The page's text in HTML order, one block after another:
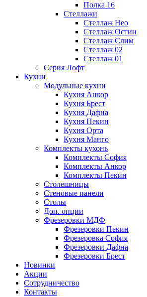
Полка 16
Стеллажи
Стеллаж Нео
Стеллаж Остин
Стеллаж Слим
Стеллаж 02
Стеллаж 01
Серия Лофт
Кухни
Модульные кухни
Кухня Анкор
Кухня Брест
Кухня Дафна
Кухня Пекин
Кухня Орта
Кухня Манго
Комплекты кухонь
Комплекты София
Комплекты Анкор
Комплекты Пекин
Столешницы
Стеновые панели
Столы
Доп. опции
Фрезеровки МДФ
Фрезеровки Пекин
Фрезеровка София
Фрезеровки Дафна
Фрезеровки Брест
Новинки
Акции
Сотрудничество
Контакты